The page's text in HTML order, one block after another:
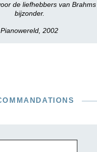
de liefhebbers van
bijzonder.
Pianowereld, 2002